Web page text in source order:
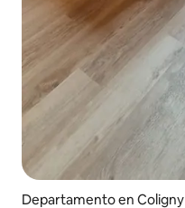
Departamento en Coligny